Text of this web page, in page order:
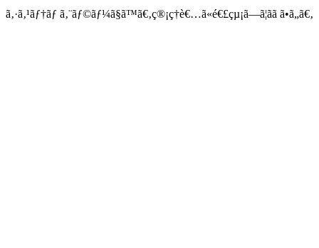
ã‚·ã‚¹ãƒ†ãƒ ã‚¨ãƒ©ãƒ¼ã§ã™ã€‚ç®¡ç†è€…ã«é€£çµ¡ã—ã¦ãã ã•ã„ã€‚